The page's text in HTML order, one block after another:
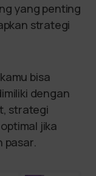
yang penting
strategi
bisa
dengan
strategi
jika
pasar.